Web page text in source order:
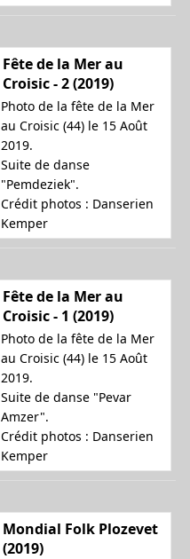
n
Fête de la Mer au
Croisic - 2 (2019)
Photo de la fête de la Mer
au Croisic (44) le 15 Août
2019.
Suite de danse
"Pemdeziek".
Crédit photos : Danserien
Kemper
Fête de la Mer au
Croisic - 1 (2019)
Photo de la fête de la Mer
au Croisic (44) le 15 Août
2019.
Suite de danse "Pevar
Amzer".
Crédit photos : Danserien
Kemper
Mondial Folk Plozevet
(2019)